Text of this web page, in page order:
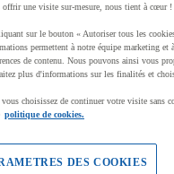
offrir une visite sur-mesure, nous tient à cœur !
sur le bouton « Autoriser tous les
permettent à notre équipe marketing et
de contenu. Nous pouvons ainsi vous
plus d'informations sur les finalités et
choisissez de continuer votre visite sans
politique de cookies.
DES COOKIES